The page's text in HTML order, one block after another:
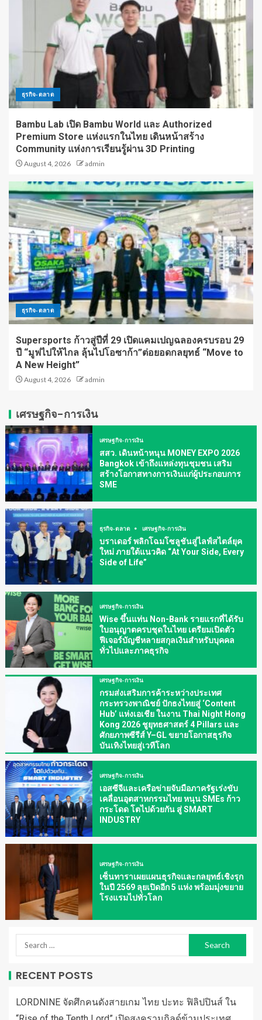
ธุรกิจ-ตลาด
Bambu Lab เปิด Bambu World และ Authorized
Premium Store แห่งแรกในไทย เดินหน้าสร้าง
Community แห่งการเรียนรู้ผ่าน 3D Printing
August 4, 2026 admin
ธุรกิจ-ตลาด
Supersports ก้าวสู่ปีที่ 29 เปิดแคมเปญฉลองครบรอบ 29
ปี “มูฟไปให้ไกล ลุ้นไปโอซาก้า”ต่อยอดกลยุทธ์ “Move to
A New Height”
August 4, 2026 admin
เศรษฐกิจ-การเงิน
เศรษฐกิจ-การเงิน
สสว. เดินหน้าหนุน MONEY EXPO 2026
Bangkok เข้าถึงแหล่งทุนชุมชน เสริม
สร้างโอกาสทางการเงินแก่ผู้ประกอบการ
SME
ธุรกิจ-ตลาด เศรษฐกิจ-การเงิน
บราเดอร์ พลิกโฉมโซลูชันสู่ไลฟ์สไตล์ยุค
ใหม่ ภายใต้แนวคิด “At Your Side, Every
Side of Life”
เศรษฐกิจ-การเงิน
Wise ขึ้นแท่น Non-Bank รายแรกที่ได้รับ
ใบอนุญาตครบชุดในไทย เตรียมเปิดตัว
ฟีเจอร์บัญชีหลายสกุลเงินสำหรับบุคคล
ทั่วไปและภาคธุรกิจ
เศรษฐกิจ-การเงิน
กรมส่งเสริมการค้าระหว่างประเทศ
กระทรวงพาณิชย์ ปักธงไทยสู่ ‘Content
Hub’ แห่งเอเชีย ในงาน Thai Night Hong
Kong 2026 ชูยุทธศาสตร์ 4 Pillars และ
ศักยภาพซีรีส์ Y–GL ขยายโอกาสธุรกิจ
บันเทิงไทยสู่เวทีโลก
เศรษฐกิจ-การเงิน
เอสซีจีและเครือข่ายจับมือภาครัฐเร่งขับ
เคลื่อนอุตสาหกรรมไทย หนุน SMEs ก้าว
กระโดด โตไปด้วยกัน สู่ SMART
INDUSTRY
เศรษฐกิจ-การเงิน
เซ็นทาราเผยแผนธุรกิจและกลยุทธ์เชิงรุก
ในปี 2569 ลุยเปิดอีก 5 แห่ง พร้อมมุ่งขยาย
โรงแรมไปทั่วโลก
RECENT POSTS
LORDNINE จัดศึกคนดังสายเกม ไทย ปะทะ ฟิลิปปินส์ ใน